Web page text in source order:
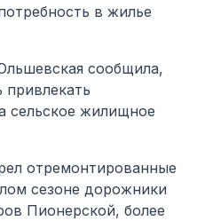
в жилье
сообщила,
сельское жилищное
отремонтированные
сезоне дорожники
Пионерской, более